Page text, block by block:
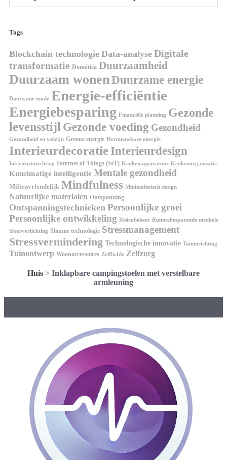
Tags
Blockchain technologie Data-analyse Digitale
transformatie Domótica Duurzaamheid
Duurzaam wonenDuurzame energie
Duurzame mode Energie-efficiëntie
Energiebesparing Financiële planning Gezonde
levensstijl Gezonde voeding Gezondheid
Gezondheid en welzijn Groene energie Hernieuwbare energie
InterieurdecoratieInterieurdesign
Interieurinrichting Internet of Things (IoT) Keukenapparatuur Keukenorganisatie
Kunstmatige intelligentie Mentale gezondheid
Milieuvriendelijk Mindfulness Minimalistisch design
Natuurlijke materialen Ontspanning
Ontspanningstechnieken Persoonlijke groei
Persoonlijke ontwikkeling Risicobeheer Ruimtebesparende meubels
Sfeerverlichting Slimme technologie Stressmanagement
Stressvermindering Technologische innovatie Tuininrichting
Tuinontwerp Woonaccessoires Zelfliefde Zelfzorg
Huis > Inklapbare campingstoelen met verstelbare
armleuning